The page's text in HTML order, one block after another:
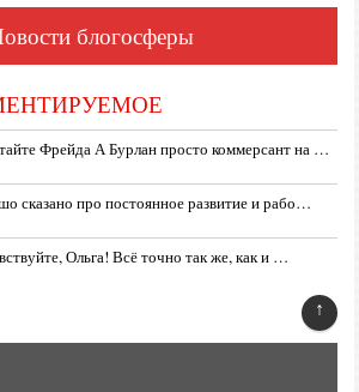
блогосферы
Фрейда А Бурлан просто коммерсант на …
сказано про постоянное развитие и рабо…
Ольга! Всё точно так же, как и …
↑